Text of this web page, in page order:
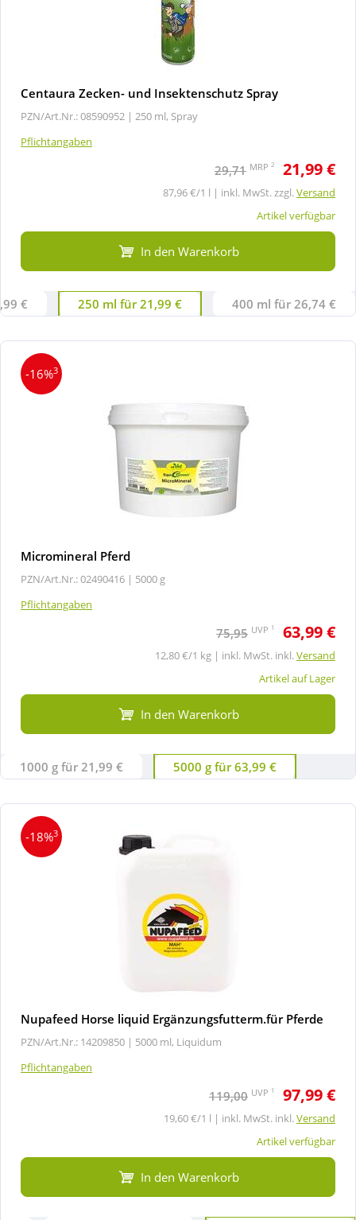
Centaura Zecken- und Insektenschutz Spray
PZN/Art.Nr.: 08590952 | 250 ml, Spray
Pflichtangaben
29,71 MRP 2 21,99 €
87,96 €/1 l | inkl. MwSt. zzgl.Versand
Artikel verfügbar
In den Warenkorb
€ 250 ml für 21,99 € 400 ml für 26,74 €
-16%3
Micromineral Pferd
PZN/Art.Nr.: 02490416 | 5000 g
Pflichtangaben
75,95 UVP 1 63,99 €
12,80 €/1 kg | inkl. MwSt. inkl.Versand
Artikel auf Lager
In den Warenkorb
1000 g für 21,99 € 5000 g für 63,99 €
-18%3
Nupafeed Horse liquid Ergänzungsfutterm.für Pferde
PZN/Art.Nr.: 14209850 | 5000 ml, Liquidum
Pflichtangaben
119,00 UVP 1 97,99 €
19,60 €/1 l | inkl. MwSt. inkl.Versand
Artikel verfügbar
In den Warenkorb